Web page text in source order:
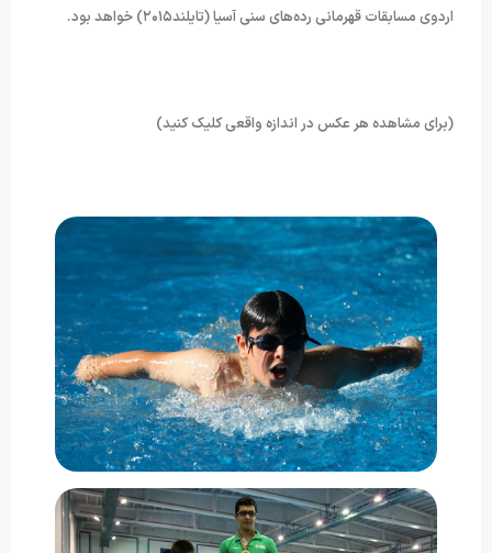
اردوی مسابقات قهرمانی رده‌های سنی آسیا (تایلند۲۰۱۵) خواهد بود.
(برای مشاهده هر عکس در اندازه واقعی کلیک کنید)